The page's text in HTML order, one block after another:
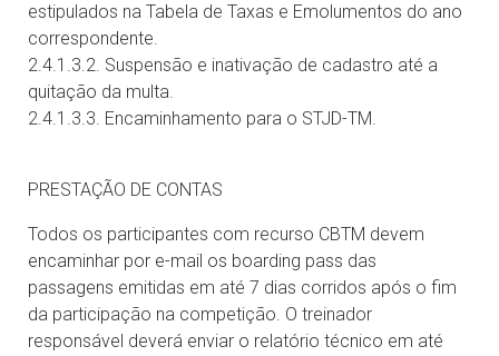
estipulados na Tabela de Taxas e Emolumentos do ano
correspondente.
2.4.1.3.2. Suspensão e inativação de cadastro até a
quitação da multa.
2.4.1.3.3. Encaminhamento para o STJD-TM.
PRESTAÇÃO DE CONTAS
Todos os participantes com recurso CBTM devem
encaminhar por e-mail os boarding pass das
passagens emitidas em até 7 dias corridos após o fim
da participação na competição. O treinador
responsável deverá enviar o relatório técnico em até